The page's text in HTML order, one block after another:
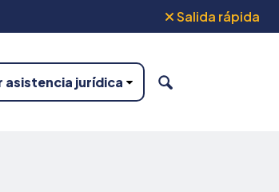
Salida rápida
asistencia jurídica BUSCAR